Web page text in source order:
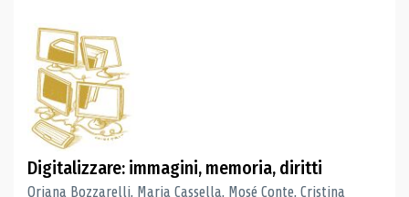
Digitalizzare: immagini, memoria, diritti
Oriana Bozzarelli, Maria Cassella, Mosé Conte, Cristina